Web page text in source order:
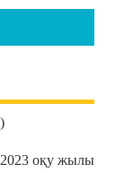
)
оқу жылы